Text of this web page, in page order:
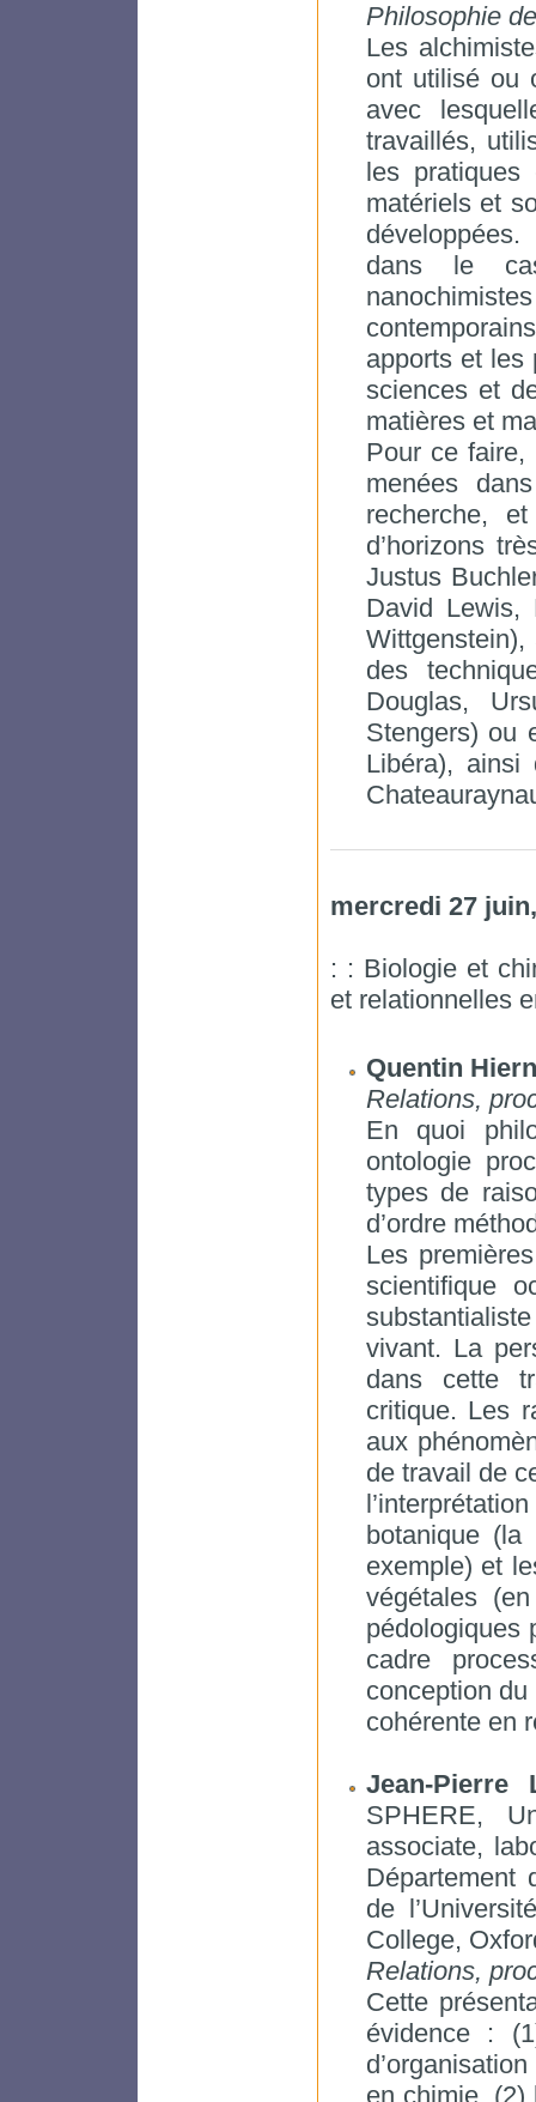
Philosophie
Les
ont utilisé ou
avec
travaillés,
les pratiques
matériels et
dans le
apports et les
sciences et
matières et
Pour ce faire,
menées
recherche,
d’horizons
Justus
David Lewis,
des
Douglas,
Stengers) ou
Libéra), ainsi
mercredi 27
: : Biologie et
et relationnelles
Quentin
Relations,
En quoi
ontologie
types de
d’ordre
Les
scientifique
vivant. La
dans cette
critique. Les
aux
de travail de
botanique (la
exemple) et
végétales
pédologiques
cadre
conception
cohérente en
Jean-Pierre
SPHERE,
associate,
Département
de
College,
Relations,
Cette
évidence :
en chimie, (2)